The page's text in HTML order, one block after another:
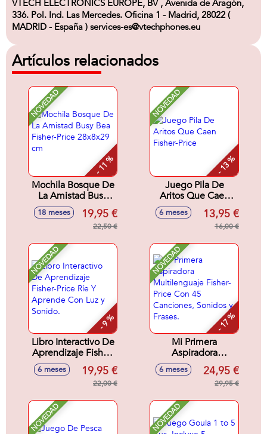
VTECH ELECTRONICS EUROPE, BV , Avenida de Aragón,
336. Pol. Ind. Las Mercedes. Oficina 1 - Madrid, 28022 (
MADRID - España ) services-es@vtechphones.eu
Artículos relacionados
NOVEDAD
- 11 %
Mochila Bosque De
La Amistad Busy
Bea Fisher-Price
28x8x29 cm
18 meses 19,95 €
22,50 €
NOVEDAD
- 13 %
Juego Pila De
Aritos Que Caen
Fisher-Price
6 meses 13,95 €
16,00 €
NOVEDAD
- 9 %
Libro Interactivo De
Aprendizaje Fisher-
Price Ríe Y
Aprende Con Luz y
6 meses 19,95 €
22,00 €
NOVEDAD
- 17 %
Mi Primera
Aspiradora
Multilenguaje
Fisher-Price Con 45
Canciones, Sonidos
6 meses 24,95 €
29,95 €
NOVEDAD NOVEDAD